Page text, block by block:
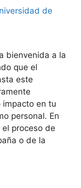
de
bienvenida a la
que el
este
impacto en tu
personal. En
proceso de
o de la